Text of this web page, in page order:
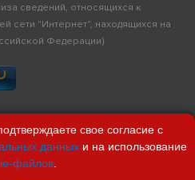
сведений, относящихся к
сети "Интернет", находящихся на
Федерации)
свое согласие с
данныхи на использование
файлов.